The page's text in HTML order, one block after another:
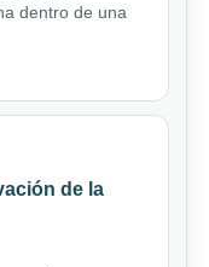
dentro de una
de la